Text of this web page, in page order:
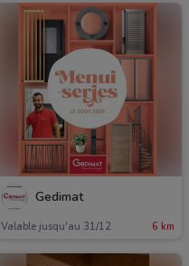
Gedimat
Valable jusqu'au 31/12 6 km